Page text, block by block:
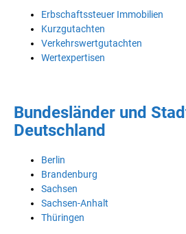
Erbschaftssteuer Immobilien
Kurzgutachten
Verkehrswertgutachten
Wertexpertisen
Bundesländer und
Deutschland
Berlin
Brandenburg
Sachsen
Sachsen-Anhalt
Thüringen